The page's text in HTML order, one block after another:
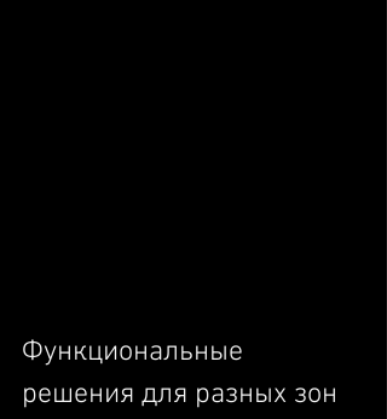
Функциональные
решения для разных зон